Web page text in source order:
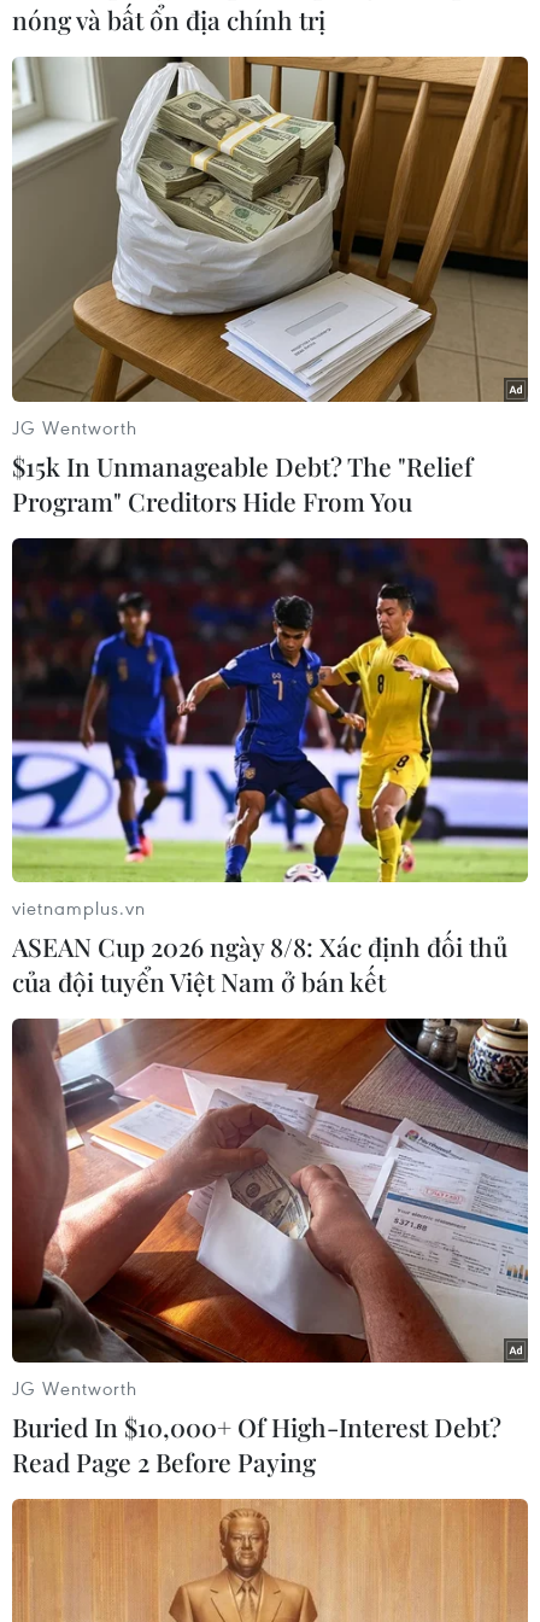
#Kinh tế Nga #Alexei Ulyukayev
#Donald Trump
#Trừng phạt Nga
#Ursula von der Leyen
#Bộ trưởng Quốc phòng Đức
Đức Mỹ Nga
Theo dõi VietnamPlus
TIN LIÊN QUAN
Ngoại trưởng Đức phản đối việc gia tăng
lệnh trừng phạt Nga
24/10/2016 04:57
Ngoại trưởng Đức Frank-Walter Steinmeier cho rằng việc
gia tăng các lệnh trừng phạt chống Nga của Liên minh
châu Âu gây bất lợi đến việc đàm phán giải quyết vấn
đề Syria.
nóng và bất ổn địa chính trị
JG Wentworth
$15k In Unmanageable Debt? The "Relief
Program" Creditors Hide From You
vietnamplus.vn
ASEAN Cup 2026 ngày 8/8: Xác định đối thủ
của đội tuyển Việt Nam ở bán kết
JG Wentworth
Buried In $10,000+ Of High-Interest Debt?
Read Page 2 Before Paying